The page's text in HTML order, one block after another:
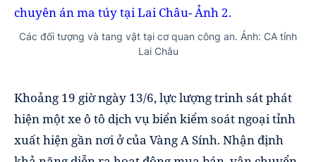
Các đối tượng và tang vật tại cơ quan công an. Ảnh: CA tỉnh
Lai Châu
Khoảng 19 giờ ngày 13/6, lực lượng trinh sát phát
hiện một xe ô tô dịch vụ biển kiểm soát ngoại tỉnh
xuất hiện gần nơi ở của Vàng A Sính. Nhận định